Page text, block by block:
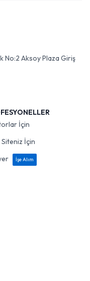
No:2 Aksoy Plaza Giriş
İçin
İçin
İşe Alım